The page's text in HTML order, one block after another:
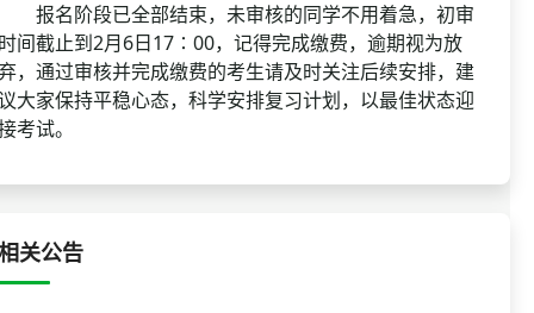
名阶段已全部结束，未审核的同学不用着急，初审
间截止到2月6日17∶00，记得完成缴费，逾期视为放
，通过审核并完成缴费的考生请及时关注后续安排，建
大家保持平稳心态，科学安排复习计划，以最佳状态迎
考试。
关公告